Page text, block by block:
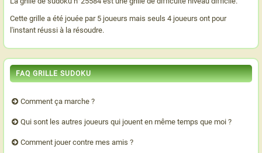
Cette grille a été jouée par 5 joueurs mais seuls 4 joueurs ont pour
l'instant réussi à la résoudre.
FAQ GRILLE SUDOKU
Comment ça marche ?
Qui sont les autres joueurs qui jouent en même temps que moi ?
Comment jouer contre mes amis ?